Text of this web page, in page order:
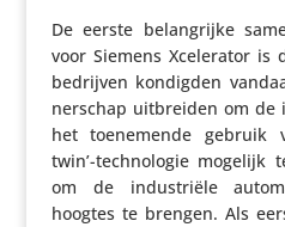
De eerste belang­rijke
voor Siemens Xcele­rator is
bedrijven kondigden
ner­schap uitbreiden om de
het toene­mende gebruik
twin’-technologie mogelijk
om de indu­striële
hoogtes te brengen. Als